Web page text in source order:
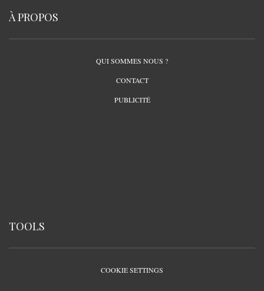
À PROPOS
QUI SOMMES NOUS ?
CONTACT
PUBLICITÉ
TOOLS
COOKIE SETTINGS